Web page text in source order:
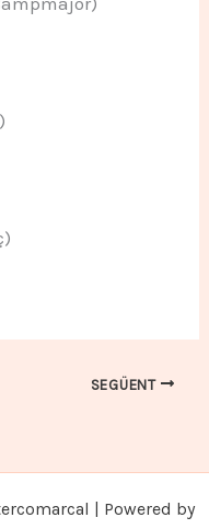
SEGÜENT
| Powered by